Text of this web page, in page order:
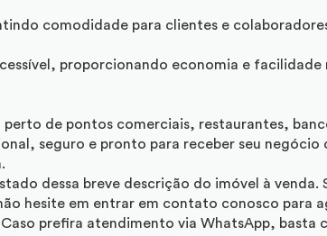
comodidade para clientes e
proporcionando economia e facilidade
de pontos comerciais, restaurantes,
seguro e pronto para receber seu negócio
dessa breve descrição do imóvel à venda.
hesite em entrar em contato conosco para
prefira atendimento via WhatsApp, basta